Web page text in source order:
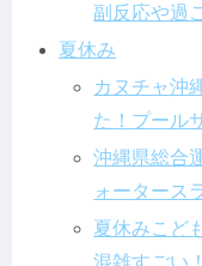
副反応や過
夏休み
カヌチャ沖
た！プール
沖縄県総合
ォータース
夏休みこど